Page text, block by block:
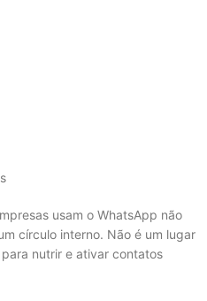
usam o WhatsApp não
círculo interno. Não é um lugar
nutrir e ativar contatos